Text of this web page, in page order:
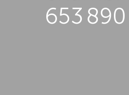
653